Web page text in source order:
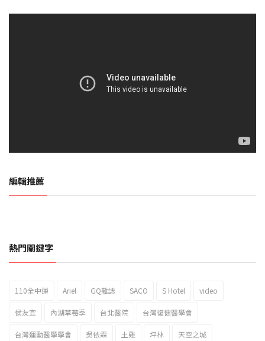
編輯推薦
2023新北市北海岸國際風箏節「風在石起」霸氣回歸
熱門關鍵字
110全中運 Ariel GQ雜誌 SACO S Hotel video
侯友宜 內湖草莓季 台北醫院 台灣復健醫學會
台灣運動醫學學會 吳依霖 土雞 坪林 天空之城